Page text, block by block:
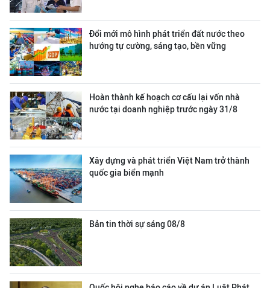
Đổi mới mô hình phát triển đất nước theo
hướng tự cường, sáng tạo, bền vững
Hoàn thành kế hoạch cơ cấu lại vốn nhà
nước tại doanh nghiệp trước ngày 31/8
Xây dựng và phát triển Việt Nam trở thành
quốc gia biển mạnh
Bản tin thời sự sáng 08/8